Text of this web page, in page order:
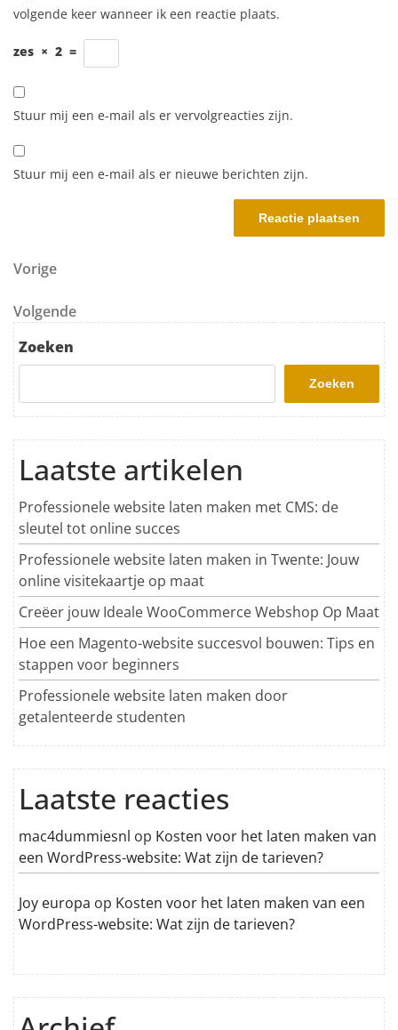
volgende keer wanneer ik een reactie plaats.
zes × 2 =
Stuur mij een e-mail als er vervolgreacties zijn.
Stuur mij een e-mail als er nieuwe berichten zijn.
Berichtnavigatie
Vorig bericht
Vorige
Volgend bericht
Volgende
Zoeken
Zoeken
Laatste artikelen
Professionele website laten maken met CMS: de
sleutel tot online succes
Professionele website laten maken in Twente: Jouw
online visitekaartje op maat
Creëer jouw Ideale WooCommerce Webshop Op Maat
Hoe een Magento-website succesvol bouwen: Tips en
stappen voor beginners
Professionele website laten maken door
getalenteerde studenten
Laatste reacties
mac4dummiesnl op Kosten voor het laten maken van
een WordPress-website: Wat zijn de tarieven?
Joy europa op Kosten voor het laten maken van een
WordPress-website: Wat zijn de tarieven?